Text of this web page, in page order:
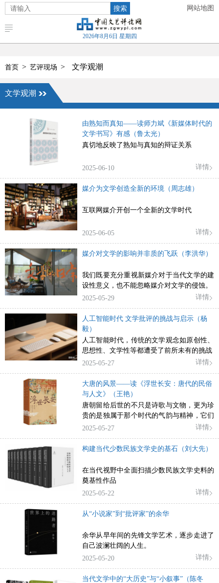
搜索 网站地图
2026年8月6日 星期四
首页 > 艺评现场 > 文学观潮
文学观潮
由熟知而真知——读师力斌《新媒体时代的
文学书写》有感（鲁太光）
真切地反映了熟知与真知的辩证关系
2025-06-10 详情
媒介为文学创造全新的环境（周志雄）
互联网媒介开创一个全新的文学时代
2025-06-05 详情
媒介对文学的影响并非质的飞跃（李洪华）
我们既要充分重视新媒介对于当代文学的建
设性意义，也不能忽略媒介对文学的侵蚀。
2025-05-29
详情
人工智能时代 文学批评的挑战与启示（杨
毅）
人工智能时代，传统的文学观念如原创性、
思想性、文学性等都遭受了前所未有的挑战
2025-05-27
详情
大唐的风景——读《浮世长安：唐代的民俗
与人文》（王艳）
唐朝留给后世的不只是诗歌与文物，更为珍
贵的是独属于那个时代的气韵与精神，它们
蕴藏在民俗文化中，传承至今，塑造了中华
2025-05-27 详情
构建当代少数民族文学史的基石（刘大先）
在当代视野中全面扫描少数民族文学史料的
奠基性作品
2025-05-22
详情
从“小说家”到“批评家”的余华
余华从早年间的先锋文学艺术，逐步走进了
自己波澜壮阔的人生。
2025-05-20
详情
当代文学中的“大历史”与“小叙事”（陈冬